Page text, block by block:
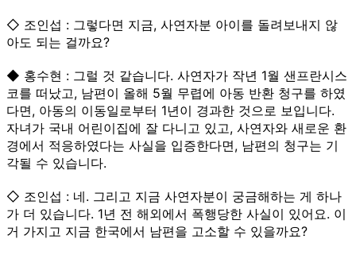
◇ 조인섭 : 그렇다면 지금, 사연자분 아이를 돌려보내지 않
아도 되는 걸까요?
◆ 홍수현 : 그럴 것 같습니다. 사연자가 작년 1월 샌프란시스
코를 떠났고, 남편이 올해 5월 무렵에 아동 반환 청구를 하였
다면, 아동의 이동일로부터 1년이 경과한 것으로 보입니다.
자녀가 국내 어린이집에 잘 다니고 있고, 사연자와 새로운 환
경에서 적응하였다는 사실을 입증한다면, 남편의 청구는 기
각될 수 있습니다.
◇ 조인섭 : 네. 그리고 지금 사연자분이 궁금해하는 게 하나
가 더 있습니다. 1년 전 해외에서 폭행당한 사실이 있어요. 이
거 가지고 지금 한국에서 남편을 고소할 수 있을까요?